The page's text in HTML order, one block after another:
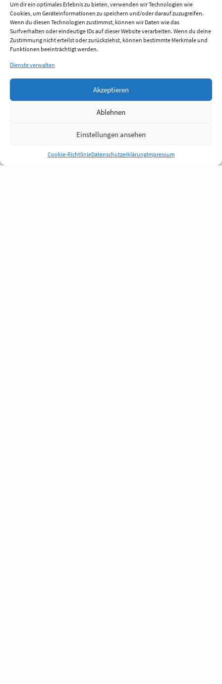
Um dir ein optimales Erlebnis zu bieten, verwenden wir Technologien wie
Cookies, um Geräteinformationen zu speichern und/oder darauf zuzugreifen.
Wenn du diesen Technologien zustimmst, können wir Daten wie das
Surfverhalten oder eindeutige IDs auf dieser Website verarbeiten. Wenn du deine
Zustimmung nicht erteilst oder zurückziehst, können bestimmte Merkmale und
Funktionen beeinträchtigt werden.
Dienste verwalten
Akzeptieren
Ablehnen
Einstellungen ansehen
Cookie-RichtlinieDatenschutzerklärungImpressum